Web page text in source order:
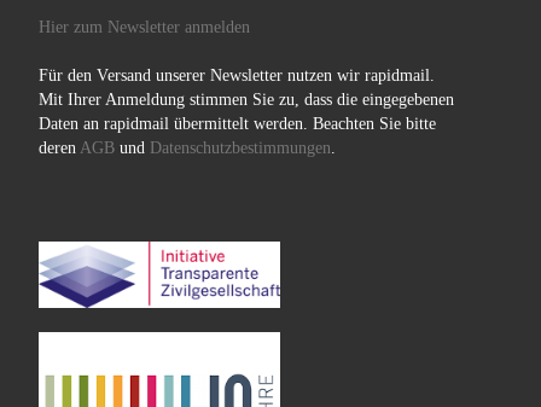
Hier zum Newsletter anmelden
Für den Versand unserer Newsletter nutzen wir rapidmail.
Mit Ihrer Anmeldung stimmen Sie zu, dass die eingegebenen
Daten an rapidmail übermittelt werden. Beachten Sie bitte
deren AGBund Datenschutzbestimmungen